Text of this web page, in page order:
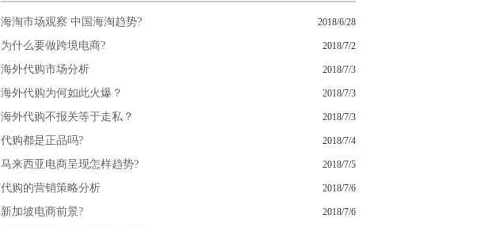
海淘市场观察 中国海淘趋势? 2018/6/28
为什么要做跨境电商? 2018/7/2
海外代购市场分析 2018/7/3
海外代购为何如此火爆？ 2018/7/3
海外代购不报关等于走私？ 2018/7/3
代购都是正品吗? 2018/7/4
马来西亚电商呈现怎样趋势? 2018/7/5
代购的营销策略分析 2018/7/6
新加坡电商前景? 2018/7/6